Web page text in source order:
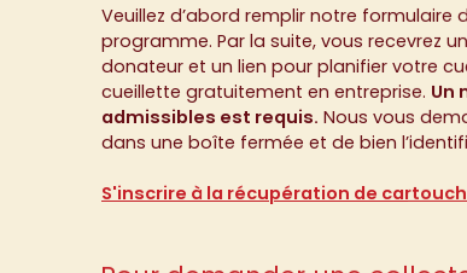
Veuillez d’abord remplir notre formulaire
programme. Par la suite, vous recevrez
donateur et un lien pour planifier votre
cueillette gratuitement en entreprise. Un
admissibles est requis. Nous vous
dans une boîte fermée et de bien
S'inscrire à la récupération de